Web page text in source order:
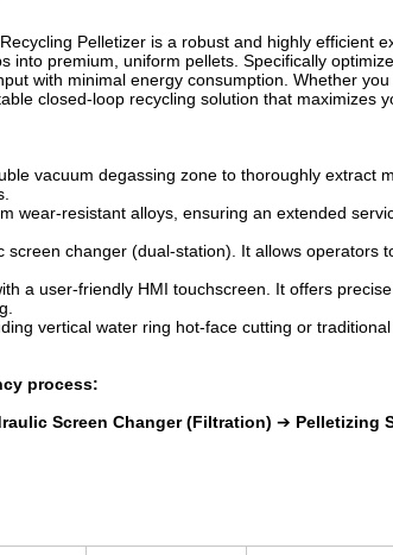
Pelletizer is a robust and highly efficient
premium, uniform pellets. Specifically
with minimal energy consumption. Whether
closed-loop recycling solution that maximizes
vacuum degassing zone to thoroughly extract
wear-resistant alloys, ensuring an extended
screen changer (dual-station). It allows operators
a user-friendly HMI touchscreen. It offers
vertical water ring hot-face cutting or
process:
Screen Changer (Filtration) ➔ Pelletizing